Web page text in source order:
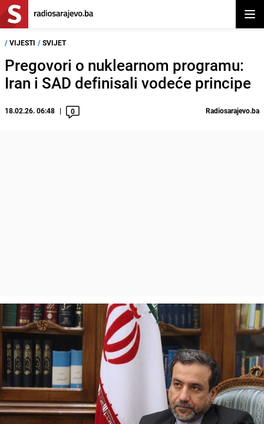
/ VIJESTI / SVIJET
Pregovori o nuklearnom programu:
Iran i SAD definisali vodeće principe
18.02.26. 06:48 0 Radiosarajevo.ba